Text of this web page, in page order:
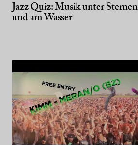
Jazz Quiz: Musik unter Sternen
und am Wasser